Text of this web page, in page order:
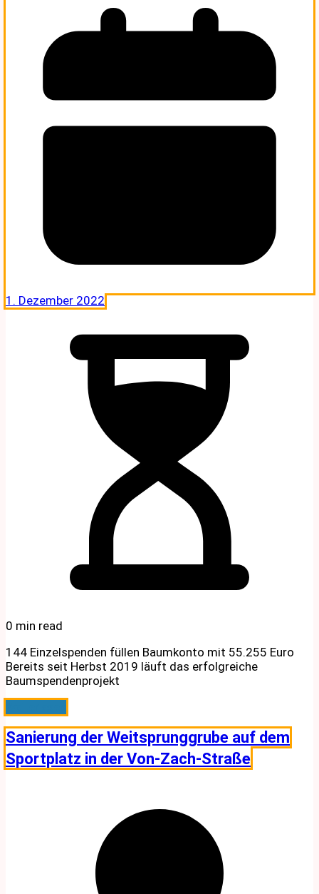
1. Dezember 2022
0 min read
144 Einzelspenden füllen Baumkonto mit 55.255 Euro
Bereits seit Herbst 2019 läuft das erfolgreiche
Baumspendenprojekt
Sanierung der Weitsprunggrube auf dem
Sportplatz in der Von-Zach-Straße